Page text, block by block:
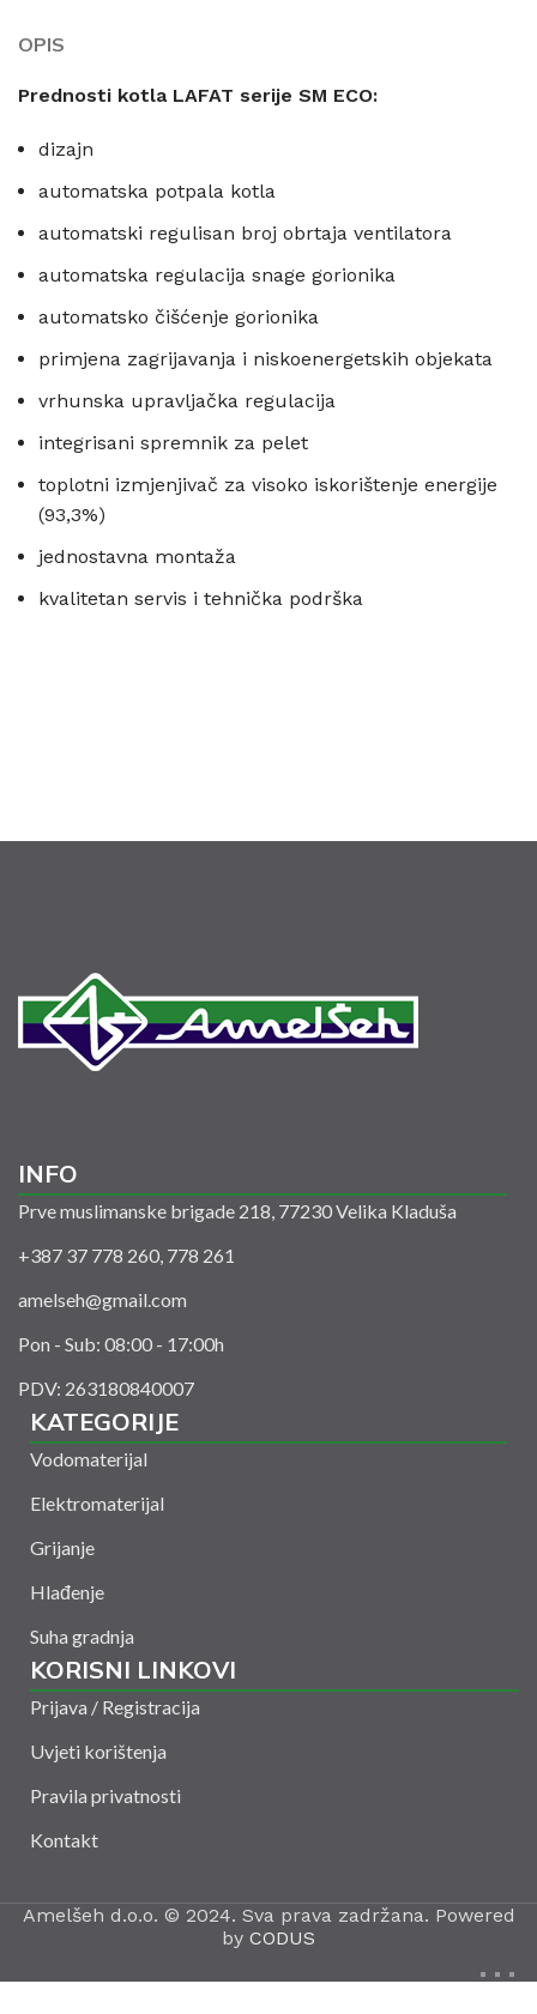
OPIS
Prednosti kotla LAFAT serije SM ECO:
dizajn
automatska potpala kotla
automatski regulisan broj obrtaja ventilatora
automatska regulacija snage gorionika
automatsko čišćenje gorionika
primjena zagrijavanja i niskoenergetskih objekata
vrhunska upravljačka regulacija
integrisani spremnik za pelet
toplotni izmjenjivač za visoko iskorištenje energije
(93,3%)
jednostavna montaža
kvalitetan servis i tehnička podrška
INFO
Prve muslimanske brigade 218, 77230 Velika Kladuša
+387 37 778 260, 778 261
amelseh@gmail.com
Pon - Sub: 08:00 - 17:00h
PDV: 263180840007
KATEGORIJE
Vodomaterijal
Elektromaterijal
Grijanje
Hlađenje
Suha gradnja
KORISNI LINKOVI
Prijava / Registracija
Uvjeti korištenja
Pravila privatnosti
Kontakt
Amelšeh d.o.o. © 2024. Sva prava zadržana. Powered
by CODUS